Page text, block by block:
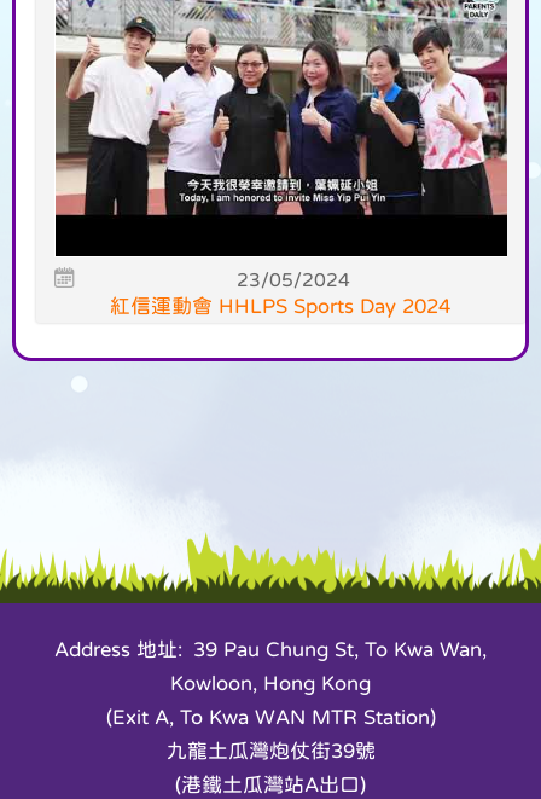
23/05/2024
紅信運動會 HHLPS Sports Day 2024
Address 地址: 39 Pau Chung St, To Kwa Wan,
Kowloon, Hong Kong
(Exit A, To Kwa WAN MTR Station)
九龍土瓜灣炮仗街39號
(港鐵土瓜灣站A出口)